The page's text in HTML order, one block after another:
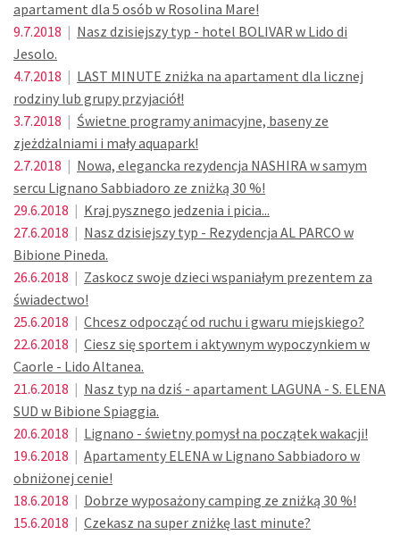
apartament dla 5 osób w Rosolina Mare!
9.7.2018 | Nasz dzisiejszy typ - hotel BOLIVAR w Lido di
Jesolo.
4.7.2018 | LAST MINUTE zniżka na apartament dla licznej
rodziny lub grupy przyjaciół!
3.7.2018 | Świetne programy animacyjne, baseny ze
zjeżdżalniami i mały aquapark!
2.7.2018 | Nowa, elegancka rezydencja NASHIRA w samym
sercu Lignano Sabbiadoro ze zniżką 30 %!
29.6.2018 | Kraj pysznego jedzenia i picia...
27.6.2018 | Nasz dzisiejszy typ - Rezydencja AL PARCO w
Bibione Pineda.
26.6.2018 | Zaskocz swoje dzieci wspaniałym prezentem za
świadectwo!
25.6.2018 | Chcesz odpocząć od ruchu i gwaru miejskiego?
22.6.2018 | Ciesz się sportem i aktywnym wypoczynkiem w
Caorle - Lido Altanea.
21.6.2018 | Nasz typ na dziś - apartament LAGUNA - S. ELENA
SUD w Bibione Spiaggia.
20.6.2018 | Lignano - świetny pomysł na początek wakacji!
19.6.2018 | Apartamenty ELENA w Lignano Sabbiadoro w
obniżonej cenie!
18.6.2018 | Dobrze wyposażony camping ze zniżką 30 %!
15.6.2018 | Czekasz na super zniżkę last minute?